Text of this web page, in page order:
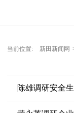
当前位置: 新田新闻网
陈雄调研安全